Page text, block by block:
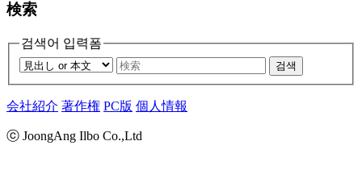
検索
검색어 입력폼
검색
会社紹介 著作権 PC版 個人情報
ⓒ JoongAng Ilbo Co.,Ltd